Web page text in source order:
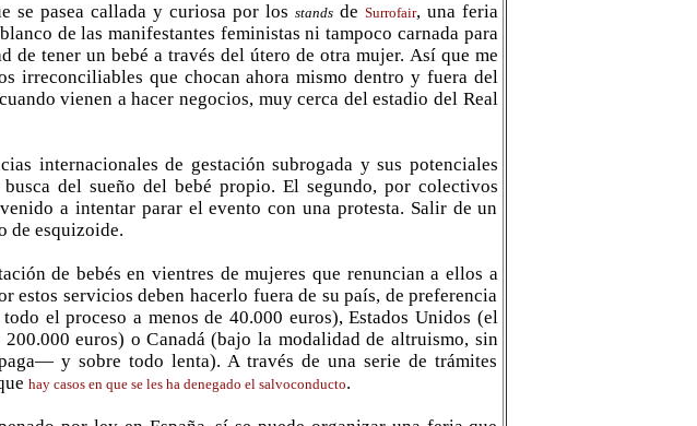
se pasea callada y curiosa por los stands de Surrofair, una feria
de las manifestantes feministas ni tampoco carnada para
tener un bebé a través del útero de otra mujer. Así que me
irreconciliables que chocan ahora mismo dentro y fuera del
vienen a hacer negocios, muy cerca del estadio del Real
internacionales de gestación subrogada y sus potenciales
del sueño del bebé propio. El segundo, por colectivos
a intentar parar el evento con una protesta. Salir de un
de esquizoide.
de bebés en vientres de mujeres que renuncian a ellos a
estos servicios deben hacerlo fuera de su país, de preferencia
el proceso a menos de 40.000 euros), Estados Unidos (el
euros) o Canadá (bajo la modalidad de altruismo, sin
y sobre todo lenta). A través de una serie de trámites
hay casos en que se les ha denegado el salvoconducto.